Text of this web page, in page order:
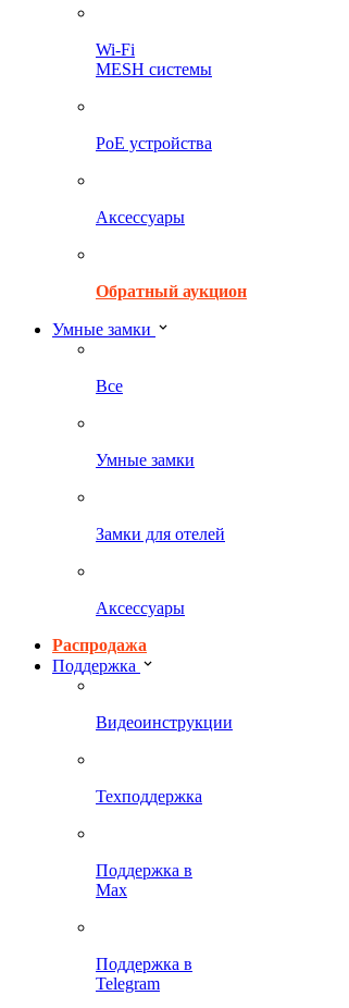
Wi-Fi
MESH системы
PoE устройства
Аксессуары
Обратный аукцион
Умные замки
Все
Умные замки
Замки для отелей
Аксессуары
Распродажа
Поддержка
Видеоинструкции
Техподдержка
Поддержка в
Max
Поддержка в
Telegram